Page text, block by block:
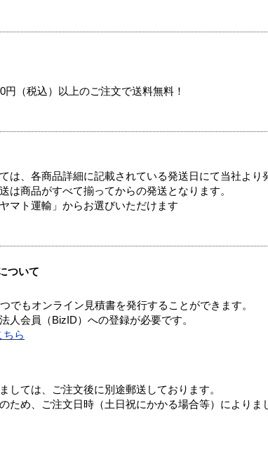
（税込）以上のご注文で送料無料！
は、各商品詳細に記載されている発送日にて当社より
は商品がすべて揃ってからの発送となります。
マト運輸」からお選びいただけます
ついて
でもオンライン見積書を発行することができます。
会員（BizID）への登録が必要です。
ちら
しては、ご注文後に別途郵送しております。
ため、ご注文日時（土日祝にかかる場合等）によりま